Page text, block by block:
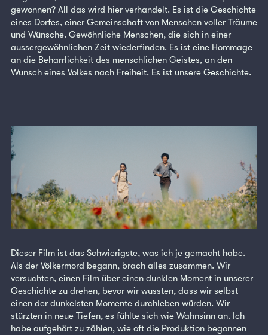
gewonnen? All das wird hier verhandelt. Es ist die Geschichte
eines Dorfes, einer Gemeinschaft von Menschen voller Träume
und Wünsche. Gewöhnliche Menschen, die sich in einer
aussergewöhnlichen Zeit wiederfinden. Es ist eine Hommage
an die Beharrlichkeit des menschlichen Geistes, an den
Wunsch eines Volkes nach Freiheit. Es ist unsere Geschichte.
Dieser Film ist das Schwierigste, was ich je gemacht habe.
Als der Völkermord begann, brach alles zusammen. Wir
versuchten, einen Film über einen dunklen Moment in unserer
Geschichte zu drehen, bevor wir wussten, dass wir selbst
einen der dunkelsten Momente durchleben würden. Wir
stürzten in neue Tiefen, es fühlte sich wie Wahnsinn an. Ich
habe aufgehört zu zählen, wie oft die Produktion begonnen